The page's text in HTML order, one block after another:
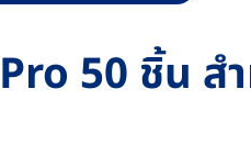
50 ชิ้น ส